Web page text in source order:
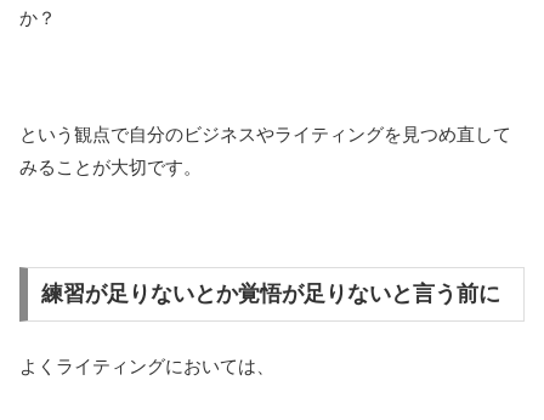
か？
という観点で自分のビジネスやライティングを見つめ直して
みることが大切です。
練習が足りないとか覚悟が足りないと言う前に
よくライティングにおいては、